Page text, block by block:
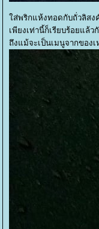
ส่พริกแห้งทอดกับถั่วลิสง
เพียงเท่านี้ก็เรียบร้อยแล้
ถึงแม้จะเป็นเมนูจากของ